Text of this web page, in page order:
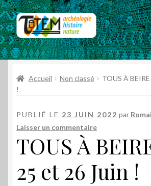
Aller
à
la
navigation
Aller
au
contenu
Accueil
Choix par genre
Promos
Accueil Non classé
TOUS À
!
PUBLIÉ LE 23 JUIN 2022 par
Laisser un commentaire
TOUS À
25 et 26 Juin !